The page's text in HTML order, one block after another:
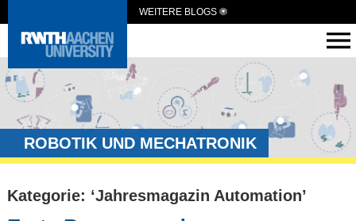
WEITERE BLOGS
ROBOTIK UND MECHATRONIK
Kategorie: ‘Jahresmagazin Automation’